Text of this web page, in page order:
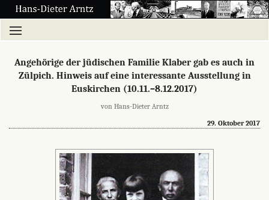
Angehörige der jüdischen Familie Klaber gab es auch in
Zülpich. Hinweis auf eine interessante Ausstellung in
Euskirchen (10.11.–8.12.2017)
von Hans-Dieter Arntz
29. Oktober 2017